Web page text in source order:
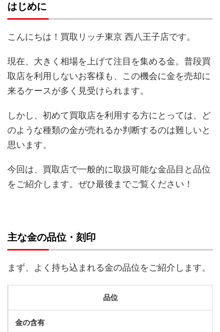
はじめに
こんにちは！買取リッチ東京 西八王子店です。
現在、大きく相場を上げて注目を集める金。普段買
取店を利用しないお客様も、この機会に金を売却に
来るケースが多く見受けられます。
しかし、初めて買取店を利用する方にとっては、ど
のような種類の金が売れるか判断するのは難しいと
思います。
今回は、買取店で一般的に取扱可能な金品目と品位
をご紹介します。ぜひ最後までご覧ください！
主な金の品位・刻印
まず、よく持ち込まれる金の品位をご紹介します。
品位
金の含有